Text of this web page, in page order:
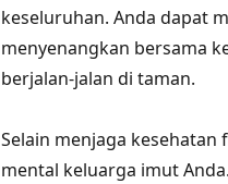
keseluruhan. Anda dapat
menyenangkan bersama
berjalan-jalan di taman.
Selain menjaga
mental keluarga imut